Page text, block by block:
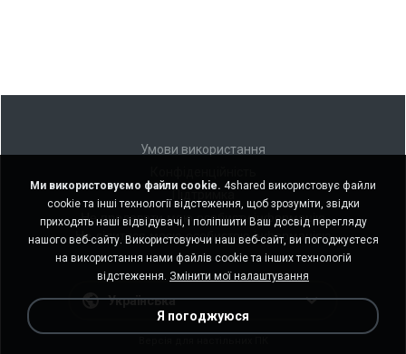
Умови використання
Не продавати мою особисту інформацію
Не ділитися моєю особистою інформацією
Українська
Ми використовуємо файли cookie. 4shared використовує файли
cookie та інші технології відстеження, щоб зрозуміти, звідки
приходять наші відвідувачі, і поліпшити Ваш досвід перегляду
нашого веб-сайту. Використовуючи наш веб-сайт, ви погоджуєтеся
на використання нами файлів cookie та інших технологій
відстеження. Змінити мої налаштування
Я погоджуюся